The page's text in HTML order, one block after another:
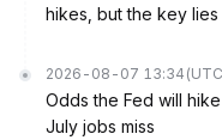
hikes, but the key lies
2026-08-07 13:34
Odds the Fed will
July jobs miss